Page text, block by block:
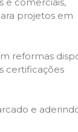
e comerciais,
projetos em
reformas
certificações
e